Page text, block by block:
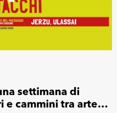
settimana di
e cammini tra arte e